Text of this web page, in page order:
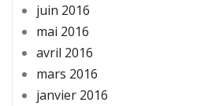
juin 2016
mai 2016
avril 2016
mars 2016
janvier 2016